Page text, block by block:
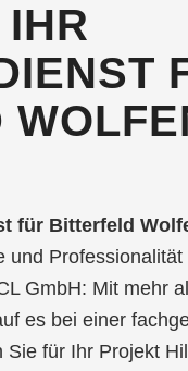
für Bitterfeld
und Professionalität
GmbH: Mit mehr
es bei einer
für Ihr Projekt